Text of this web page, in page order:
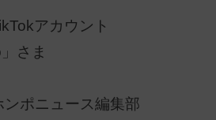
アカウント
さま
ポニュース編集部